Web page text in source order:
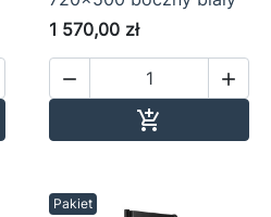
1 570,00 zł
 

Pakiet